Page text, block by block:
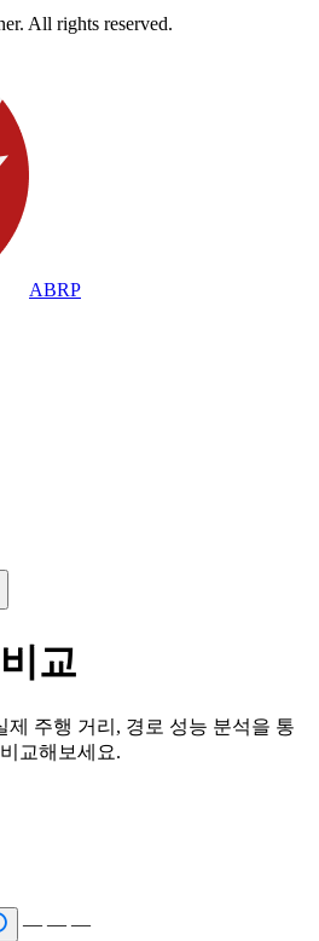
All rights reserved.
ABRP
교
제 주행 거리, 경로 성능 분석을 통
교해보세요.
— — —